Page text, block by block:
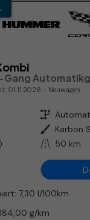
Gang
01.11.2026 Neuwagen
Getriebe
Außenfarbe Karbon
Kilometerstand 50 km
7,30 l/100km
184,00 g/km